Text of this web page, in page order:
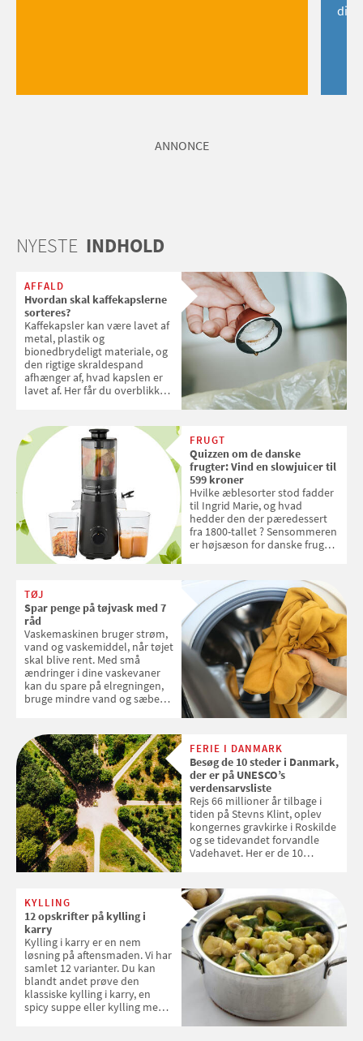
dig!
ANNONCE
NYESTE INDHOLD
AFFALD
Hvordan skal kaffekapslerne
sorteres?
Kaffekapsler kan være lavet af
metal, plastik og
bionedbrydeligt materiale, og
den rigtige skraldespand
afhænger af, hvad kapslen er
lavet af. Her får du overblikket
FRUGT
Quizzen om de danske
frugter: Vind en slowjuicer til
599 kroner
Hvilke æblesorter stod fadder
til Ingrid Marie, og hvad
hedder den der pæredessert
fra 1800-tallet ? Sensommeren
er højsæson for danske fruger,
favoritter. Det fejrer Samvirke
med en quiz om alt det danske
frugt, vi elsker. Konkurrencen
slutter fredag d. 18. september
2026
TØJ
Spar penge på tøjvask med 7
råd
Vaskemaskinen bruger strøm,
vand og vaskemiddel, når tøjet
skal blive rent. Med små
ændringer i dine vaskevaner
kan du spare på elregningen,
bruge mindre vand og sæbe
enkle råd til at spare penge på
tøjvasken
FERIE I DANMARK
Besøg de 10 steder i Danmark,
der er på UNESCO’s
verdensarvsliste
Rejs 66 millioner år tilbage i
tiden på Stevns Klint, oplev
kongernes gravkirke i Roskilde
og se tidevandet forvandle
Vadehavet. Her er de 10
KYLLING
12 opskrifter på kylling i
karry
Kylling i karry er en nem
løsning på aftensmaden. Vi har
samlet 12 varianter. Du kan
blandt andet prøve den
klassiske kylling i karry, en
spicy suppe eller kylling med